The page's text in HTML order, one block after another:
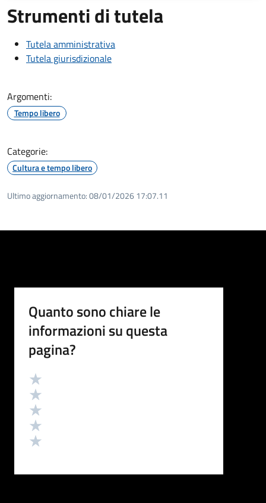
Strumenti di tutela
Tutela amministrativa
Tutela giurisdizionale
Argomenti:
Tempo libero
Categorie:
Cultura e tempo libero
Ultimo aggiornamento:08/01/2026 17:07.11
Quanto sono chiare le
informazioni su questa
pagina?
Valutazione